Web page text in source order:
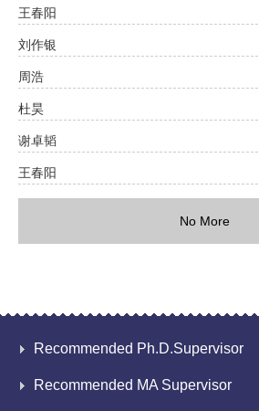
王春阳
刘作银
周浩
杜昊
谢卓韬
王春阳
No More
Recommended Ph.D.Supervisor
Recommended MA Supervisor